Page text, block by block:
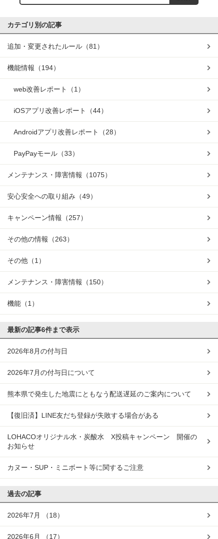
カテゴリ別の記事
追加・変更されたルール （81）
機能情報 （194）
web改善レポート （1）
iOSアプリ改善レポート （44）
Androidアプリ改善レポート （28）
PayPayモール （33）
メンテナンス・障害情報 （1075）
安心安全への取り組み （49）
キャンペーン情報 （257）
その他の情報 （263）
その他 （1）
メンテナンス・障害情報 （150）
機能 （1）
最新の記事6件まで表示
2026年8月の付与日
2026年7月の付与日について
熊本県で発生した地震にともなう配送遅延のご案内について
【復旧済】LINE友だち登録が失敗する場合がある
LOHACOオリジナル水・炭酸水 X投稿キャンペーン 開催の
お知らせ
カヌー・SUP・ミニボート等に関するご注意
過去の記事
2026年7月 （18）
2026年6月 （17）